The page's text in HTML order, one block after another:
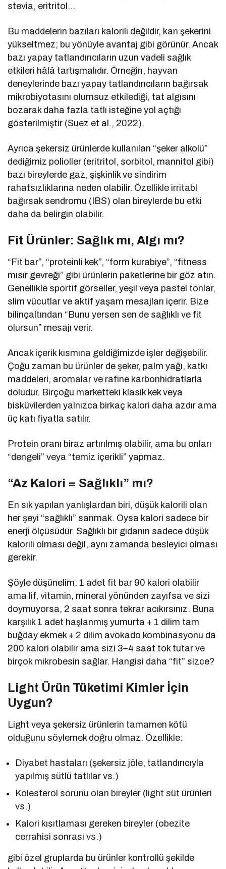
stevia, eritritol…
Bu maddelerin bazıları kalorili değildir, kan şekerini
yükseltmez; bu yönüyle avantaj gibi görünür. Ancak
bazı yapay tatlandırıcıların uzun vadeli sağlık
etkileri hâlâ tartışmalıdır. Örneğin, hayvan
deneylerinde bazı yapay tatlandırıcıların bağırsak
mikrobiyotasını olumsuz etkilediği, tat algısını
bozarak daha fazla tatlı isteğine yol açtığı
gösterilmiştir (Suez et al., 2022).
Ayrıca şekersiz ürünlerde kullanılan “şeker alkolü”
dediğimiz polioller (eritritol, sorbitol, mannitol gibi)
bazı bireylerde gaz, şişkinlik ve sindirim
rahatsızlıklarına neden olabilir. Özellikle irritabl
bağırsak sendromu (IBS) olan bireylerde bu etki
daha da belirgin olabilir.
Fit Ürünler: Sağlık mı, Algı mı?
“Fit bar”, “proteinli kek”, “form kurabiye”, “fitness
mısır gevreği” gibi ürünlerin paketlerine bir göz atın.
Genellikle sportif görseller, yeşil veya pastel tonlar,
slim vücutlar ve aktif yaşam mesajları içerir. Bize
bilinçaltından “Bunu yersen sen de sağlıklı ve fit
olursun” mesajı verir.
Ancak içerik kısmına geldiğimizde işler değişebilir.
Çoğu zaman bu ürünler de şeker, palm yağı, katkı
maddeleri, aromalar ve rafine karbonhidratlarla
doludur. Birçoğu marketteki klasik kek veya
bisküvilerden yalnızca birkaç kalori daha azdır ama
üç katı fiyatla satılır.
Protein oranı biraz artırılmış olabilir, ama bu onları
“dengeli” veya “temiz içerikli” yapmaz.
“Az Kalori = Sağlıklı” mı?
En sık yapılan yanlışlardan biri, düşük kalorili olan
her şeyi “sağlıklı” sanmak. Oysa kalori sadece bir
enerji ölçüsüdür. Sağlıklı bir gıdanın sadece düşük
kalorili olması değil, aynı zamanda besleyici olması
gerekir.
Şöyle düşünelim: 1 adet fit bar 90 kalori olabilir
ama lif, vitamin, mineral yönünden zayıfsa ve sizi
doymuyorsa, 2 saat sonra tekrar acıkırsınız. Buna
karşılık 1 adet haşlanmış yumurta + 1 dilim tam
buğday ekmek + 2 dilim avokado kombinasyonu da
200 kalori olabilir ama sizi 3–4 saat tok tutar ve
birçok mikrobesin sağlar. Hangisi daha “fit” sizce?
Light Ürün Tüketimi Kimler İçin
Uygun?
Light veya şekersiz ürünlerin tamamen kötü
olduğunu söylemek doğru olmaz. Özellikle:
Diyabet hastaları (şekersiz jöle, tatlandırıcıyla
yapılmış sütlü tatlılar vs.)
Kolesterol sorunu olan bireyler (light süt ürünleri
vs.)
Kalori kısıtlaması gereken bireyler (obezite
cerrahisi sonrası vs.)
gibi özel gruplarda bu ürünler kontrollü şekilde